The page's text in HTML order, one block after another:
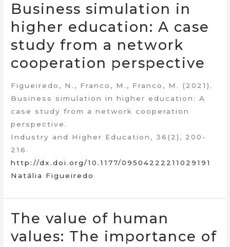
Business simulation in
higher education: A case
study from a network
cooperation perspective
Figueiredo, N., Franco, M., Franco, M. (2021).
Business simulation in higher education: A
case study from a network cooperation
perspective.
Industry and Higher Education, 36(2), 200-
216.
http://dx.doi.org/10.1177/09504222211029191
Natália Figueiredo
The value of human
values: The importance of